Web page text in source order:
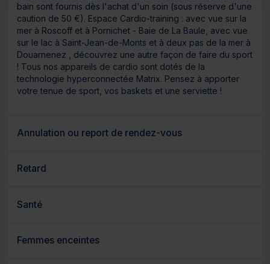
Annulation ou report de rendez-vous
Retard
Santé
Femmes enceintes
bain sont fournis dès l'achat d'un soin (sous réserve d'une
caution de 50 €). Espace Cardio-training : avec vue sur la
mer à Roscoff et à Pornichet - Baie de La Baule, avec vue
sur le lac à Saint-Jean-de-Monts et à deux pas de la mer à
Douarnenez , découvrez une autre façon de faire du sport
! Tous nos appareils de cardio sont dotés de la
technologie hyperconnectée Matrix. Pensez à apporter
votre tenue de sport, vos baskets et une serviette !